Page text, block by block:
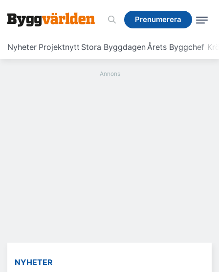
Prenumerera
Nyheter Projektnytt Stora ByggdagenÅrets Byggchef
Prenumerera
NYHETER